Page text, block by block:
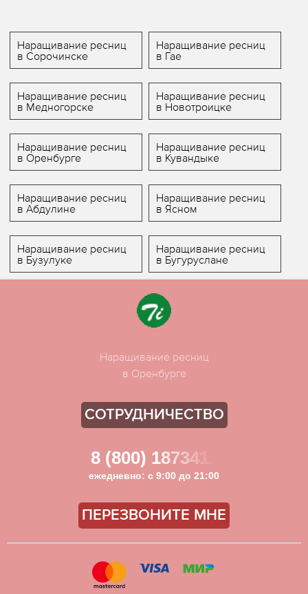
Наращивание ресниц
в Сорочинске
Наращивание ресниц
в Гае
Наращивание ресниц
в Медногорске
Наращивание ресниц
в Новотроицке
Наращивание ресниц
в Оренбурге
Наращивание ресниц
в Кувандыке
Наращивание ресниц
в Абдулине
Наращивание ресниц
в Ясном
Наращивание ресниц
в Бузулуке
Наращивание ресниц
в Бугуруслане
Наращивание ресниц
в Оренбурге
СОТРУДНИЧЕСТВО
8 (800) 1873411
ежедневно: с 9:00 до 21:00
ПЕРЕЗВОНИТЕ МНЕ